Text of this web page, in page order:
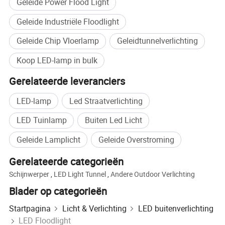
Hier kunt u zien hoe onze overstromingsvlucht
is ontworpen om zelfs de meest extreme
industriële omgevingen te weerstaan en het
thermische management heeft een
overstromingslicht gecreëerd voor de
veeleisende behoeften van de meeste
omgevingen.
Geleide Industriële Floodlight
Geleide Chip Vloerlamp
Geleidtunnelverlichting
Koop LED-lamp in bulk
Gerelateerde leveranciers
LED-lamp
Led Straatverlichting
LED Tuinlamp
Buiten Led Licht
Geleide Lamplicht
Geleide Overstroming
Gerelateerde categorieën
Schijnwerper, LED Light Tunnel,Andere Outdoor Verlichting
Blader op categorieën
Startpagina Licht & Verlichting
LED buitenverlichting
LED Floodlight